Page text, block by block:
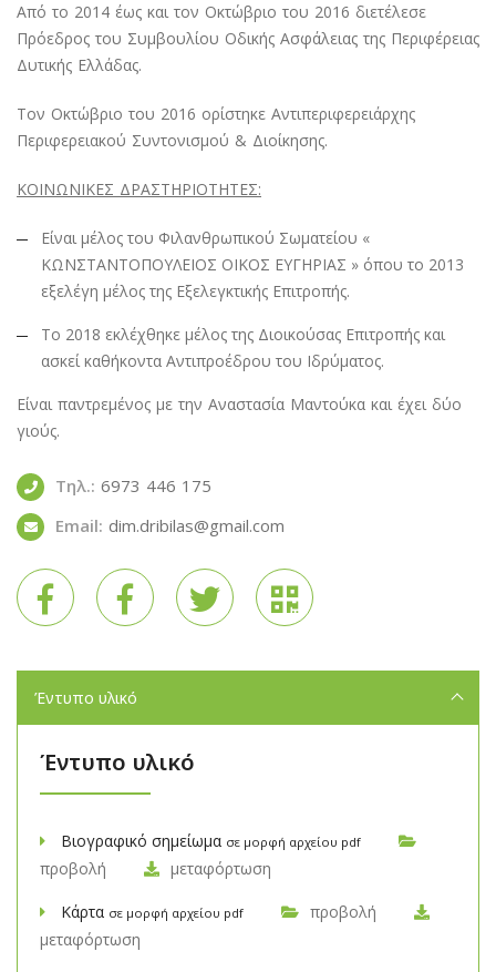
Από το 2014 έως και τον Οκτώβριο του 2016 διετέλεσε
Πρόεδρος του Συμβουλίου Οδικής Ασφάλειας της Περιφέρειας
Δυτικής Ελλάδας.
Τον Οκτώβριο του 2016 ορίστηκε Αντιπεριφερειάρχης
Περιφερειακού Συντονισμού & Διοίκησης.
ΚΟΙΝΩΝΙΚΕΣ ΔΡΑΣΤΗΡΙΟΤΗΤΕΣ:
Είναι μέλος του Φιλανθρωπικού Σωματείου «
ΚΩΝΣΤΑΝΤΟΠΟΥΛΕΙΟΣ ΟΙΚΟΣ ΕΥΓΗΡΙΑΣ » όπου το 2013
εξελέγη μέλος της Εξελεγκτικής Επιτροπής.
Το 2018 εκλέχθηκε μέλος της Διοικούσας Επιτροπής και
ασκεί καθήκοντα Αντιπροέδρου του Ιδρύματος.
Είναι παντρεμένος με την Αναστασία Μαντούκα και έχει δύο
γιούς.
Τηλ.: 6973 446 175
Email: dim.dribilas@gmail.com
Έντυπο υλικό
Έντυπο υλικό
Βιογραφικό σημείωμα σε μορφή αρχείου pdf
προβολή μεταφόρτωση
Κάρτα σε μορφή αρχείου pdf
προβολή
μεταφόρτωση